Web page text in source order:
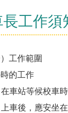
長工作須
）工作範圍
的工作
在車站等候校車
上車後，應安坐